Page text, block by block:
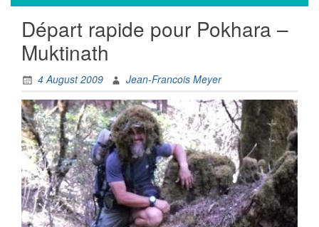
Départ rapide pour Pokhara –
Muktinath
4 August 2009 Jean-Francois Meyer